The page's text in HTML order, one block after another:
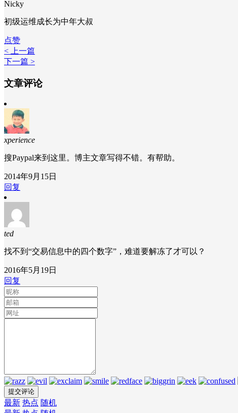
Nicky
初级运维成长为中年大叔
点赞
< 上一篇
下一篇 >
文章评论
xperience
搜Paypal来到这里。博主文章写得不错。有帮助。
2014年9月15日
回复
ted
找不到“交易信息中的四个数字”，难道要解冻了才可以？
2016年5月19日
回复
最新 热点 随机